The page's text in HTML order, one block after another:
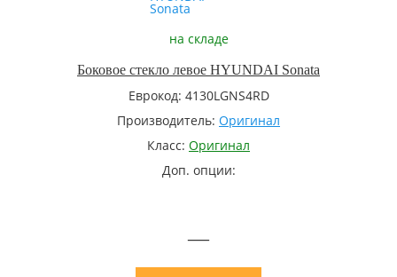
на складе
Боковое стекло левое HYUNDAI Sonata
Еврокод: 4130LGNS4RD
Производитель: Оригинал
Класс: Оригинал
Доп. опции:
—